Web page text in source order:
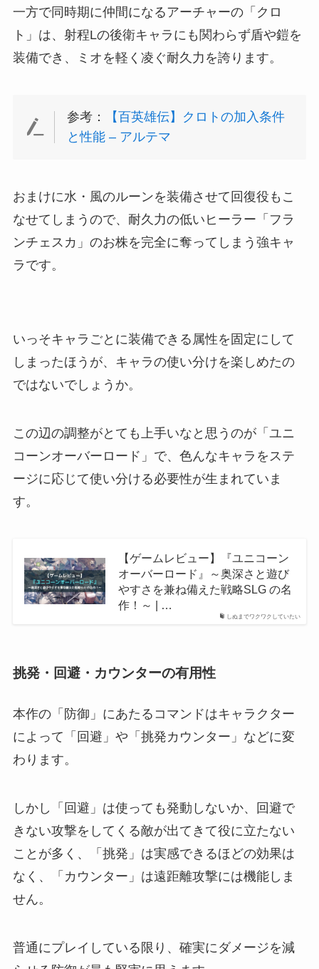
一方で同時期に仲間になるアーチャーの「クロ
ト」は、射程Lの後衛キャラにも関わらず盾や鎧を
装備でき、ミオを軽く凌ぐ耐久力を誇ります。
参考：
【百英雄伝】クロトの加入条件
と性能 – アルテマ
おまけに水・風のルーンを装備させて回復役もこ
なせてしまうので、耐久力の低いヒーラー「フラ
ンチェスカ」のお株を完全に奪ってしまう強キャ
ラです。
いっそキャラごとに装備できる属性を固定にして
しまったほうが、キャラの使い分けを楽しめたの
ではないでしょうか。
この辺の調整がとても上手いなと思うのが「ユニ
コーンオーバーロード」で、色んなキャラをステ
ージに応じて使い分ける必要性が生まれていま
す。
しぬまでワクワクしていたい
【ゲームレビュー】『ユニコーン
オーバーロード』～奥深さと遊び
やすさを兼ね備えた戦略SLG の名
作！～ | …
挑発・回避・カウンターの有用性
本作の「防御」にあたるコマンドはキャラクター
によって「回避」や「挑発カウンター」などに変
わります。
しかし「回避」は使っても発動しないか、回避で
きない攻撃をしてくる敵が出てきて役に立たない
ことが多く、「挑発」は実感できるほどの効果は
なく、「カウンター」は遠距離攻撃には機能しま
せん。
普通にプレイしている限り、確実にダメージを減